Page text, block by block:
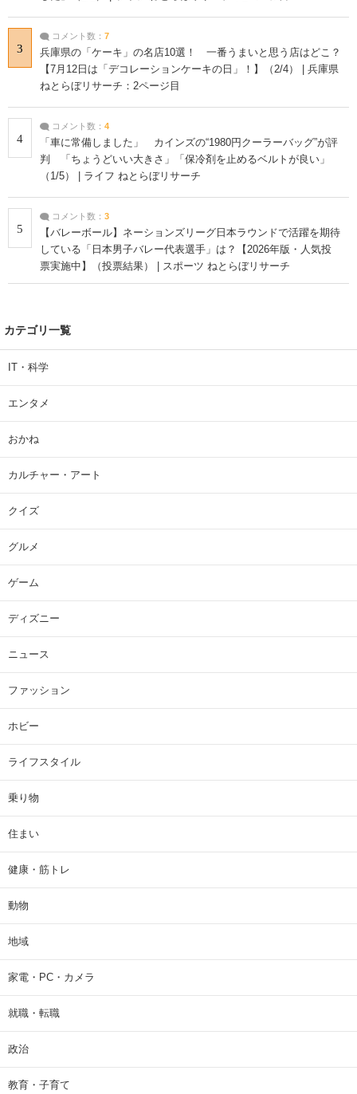
3
コメント数： 7
兵庫県の「ケーキ」の名店10選！ 一番うまいと思う店はどこ？
【7月12日は「デコレーションケーキの日」！】（2/4） | 兵庫県
ねとらぼリサーチ：2ページ目
4
コメント数： 4
「車に常備しました」 カインズの“1980円クーラーバッグ”が評
判 「ちょうどいい大きさ」「保冷剤を止めるベルトが良い」
（1/5） | ライフ ねとらぼリサーチ
5
コメント数： 3
【バレーボール】ネーションズリーグ日本ラウンドで活躍を期待
している「日本男子バレー代表選手」は？【2026年版・人気投
票実施中】（投票結果） | スポーツ ねとらぼリサーチ
カテゴリ一覧
IT・科学
エンタメ
おかね
カルチャー・アート
クイズ
グルメ
ゲーム
ディズニー
ニュース
ファッション
ホビー
ライフスタイル
乗り物
住まい
健康・筋トレ
動物
地域
家電・PC・カメラ
就職・転職
政治
教育・子育て